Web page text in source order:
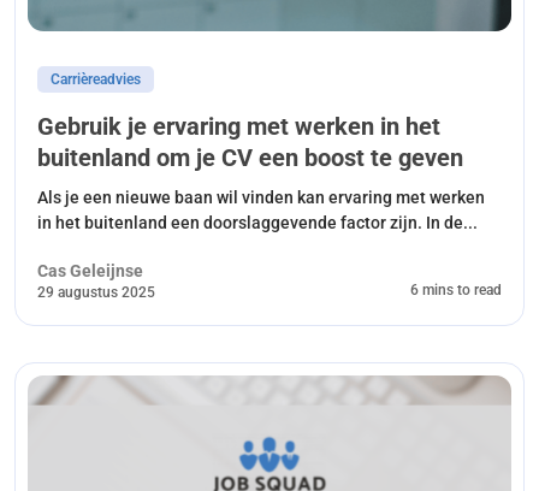
Carrièreadvies
Gebruik je ervaring met werken in het
buitenland om je CV een boost te geven
Als je een nieuwe baan wil vinden kan ervaring met werken
in het buitenland een doorslaggevende factor zijn. In de...
Cas Geleijnse
29 augustus 2025 6 mins to read